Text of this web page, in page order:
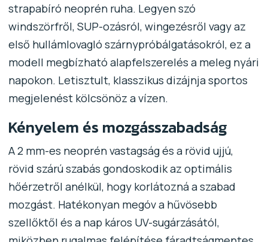
strapabíró neoprén ruha. Legyen szó
windszörfről, SUP-ozásról, wingezésről vagy az
első hullámlovagló szárnypróbálgatásokról, ez a
modell megbízható alapfelszerelés a meleg nyári
napokon. Letisztult, klasszikus dizájnja sportos
megjelenést kölcsönöz a vízen.
Kényelem és mozgásszabadság
A 2 mm-es neoprén vastagság és a rövid ujjú,
rövid szárú szabás gondoskodik az optimális
hőérzetről anélkül, hogy korlátozná a szabad
mozgást. Hatékonyan megóv a hűvösebb
szellőktől és a nap káros UV-sugárzásától,